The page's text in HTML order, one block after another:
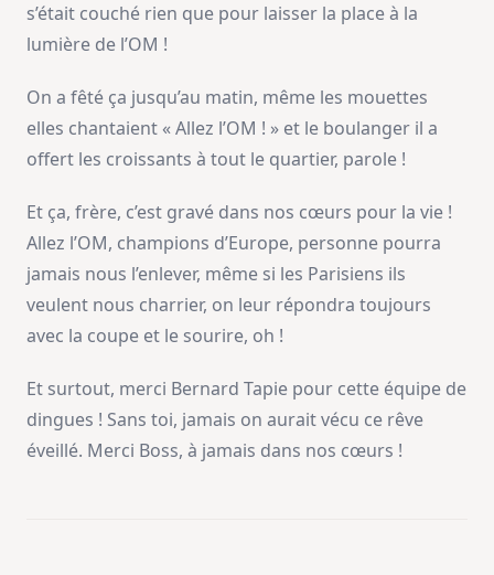
s’était couché rien que pour laisser la place à la
lumière de l’OM !
On a fêté ça jusqu’au matin, même les mouettes
elles chantaient « Allez l’OM ! » et le boulanger il a
offert les croissants à tout le quartier, parole !
Et ça, frère, c’est gravé dans nos cœurs pour la vie !
Allez l’OM, champions d’Europe, personne pourra
jamais nous l’enlever, même si les Parisiens ils
veulent nous charrier, on leur répondra toujours
avec la coupe et le sourire, oh !
Et surtout, merci Bernard Tapie pour cette équipe de
dingues ! Sans toi, jamais on aurait vécu ce rêve
éveillé. Merci Boss, à jamais dans nos cœurs !